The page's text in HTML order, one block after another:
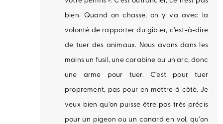
bien. Quand on chasse, on y va avec la
volonté de rapporter du gibier, c’est-à-dire
de tuer des animaux. Nous avons dans les
mains un fusil, une carabine ou un arc, donc
une arme pour tuer. C’est pour tuer
proprement, pas pour en mettre à côté. Je
veux bien qu’on puisse être pas très précis
pour un pigeon ou un canard en vol, qu’on